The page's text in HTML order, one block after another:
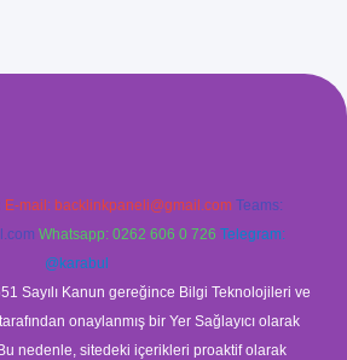
E-mail: backlinkpaneli@gmail.com Teams:
Whatsapp: 0262 606 0 726 Telegram:
@karabul
Sayılı Kanun gereğince Bilgi Teknolojileri ve
onaylanmış bir Yer Sağlayıcı olarak
nedenle, sitedeki içerikleri proaktif olarak